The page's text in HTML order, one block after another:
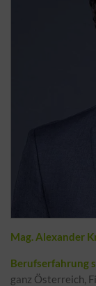
Mag. Alexander
Berufserfahrung
ganz Österreich,